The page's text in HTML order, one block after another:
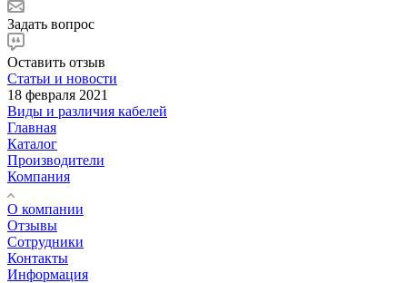
Задать вопрос
Оставить отзыв
Статьи и новости
18 февраля 2021
Виды и различия кабелей
Главная
Каталог
Производители
Компания
О компании
Отзывы
Сотрудники
Контакты
Информация